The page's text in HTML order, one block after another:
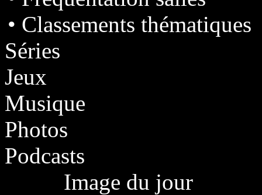
• Classements thématiques
Séries
Jeux
Musique
Photos
Podcasts
Image du jour